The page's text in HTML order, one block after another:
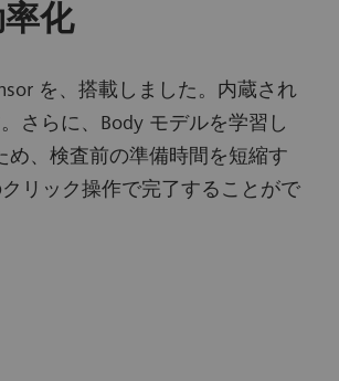
化
を、搭載しました。内蔵され
さらに、Body モデルを学習し
、検査前の準備時間を短縮す
リック操作で完了することがで